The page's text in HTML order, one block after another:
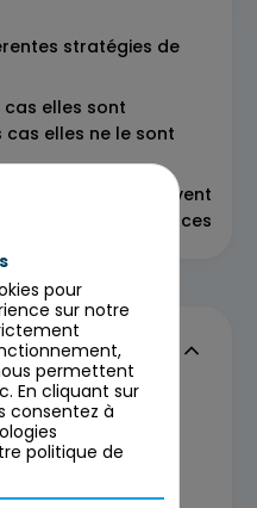
stratégies de
elles sont
elles ne le sont
et quels outils peuvent
rendre plus efficaces
pour
sur notre
permettent
En cliquant sur
consentez à
politique de